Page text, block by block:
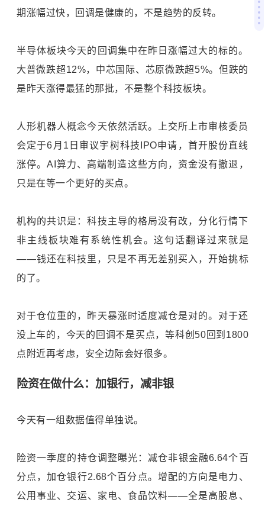
期涨幅过快，回调是健康的，不是趋势的反转。
半导体板块今天的回调集中在昨日涨幅过大的标的。
大普微跌超12%，中芯国际、芯原微跌超5%。但跌的
是昨天涨得最猛的那批，不是整个科技板块。
人形机器人概念今天依然活跃。上交所上市审核委员
会定于6月1日审议宇树科技IPO申请，首开股份直线
涨停。AI算力、高端制造这些方向，资金没有撤退，
只是在等一个更好的买点。
机构的共识是：科技主导的格局没有改，分化行情下
非主线板块难有系统性机会。这句话翻译过来就是
——钱还在科技里，只是不再无差别买入，开始挑标
的了。
对于仓位重的，昨天暴涨时适度减仓是对的。对于还
没上车的，今天的回调不是买点，等科创50回到1800
点附近再考虑，安全边际会好很多。
险资在做什么：加银行，减非银
今天有一组数据值得单独说。
险资一季度的持仓调整曝光：减仓非银金融6.64个百
分点，加仓银行2.68个百分点。增配的方向是电力、
公用事业、交运、家电、食品饮料——全是高股息、